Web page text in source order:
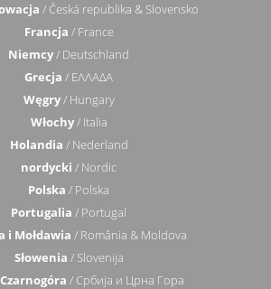
/ Česká republika & Slovensko
Francja / France
Niemcy/ Deutschland
Grecja / ΕΛΛΑΔΑ
Węgry/ Hungary
Włochy/ Italia
Holandia / Nederland
nordycki / Nordic
Polska / Polska
Portugalia / Portugal
i Mołdawia / România & Moldova
Słowenia / Slovenija
/ Србија и Црна Гора